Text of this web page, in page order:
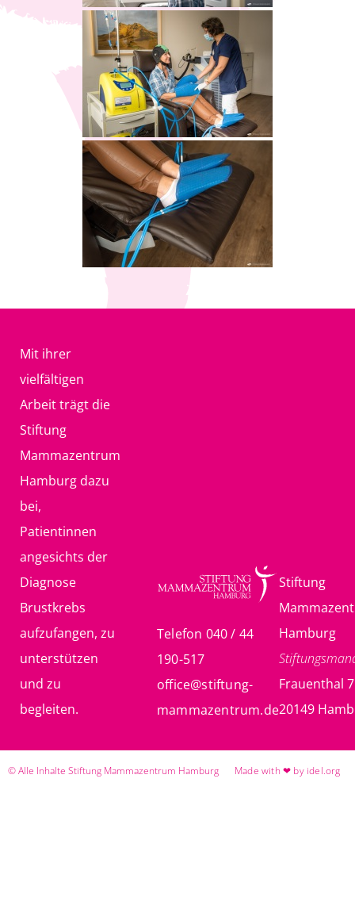
Mit ihrer
vielfältigen
Arbeit trägt die
Stiftung
Mammazentrum
Hamburg dazu
bei,
Patientinnen
angesichts der
Diagnose
Brustkrebs
aufzufangen, zu
unterstützen
und zu
begleiten.
Telefon 040 / 44
190-517
office@stiftung-
mammazentrum.de
Stiftung
Hamburg
Frauenthal 7
20149
© Alle Inhalte Stiftung Mammazentrum Hamburg Made with ❤ by idel.org